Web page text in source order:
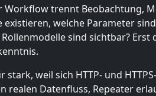
Workflow trennt Beobachtung,
existieren, welche Parameter
sind sichtbar?
stark, weil sich HTTP- und
realen Datenfluss, Repeater